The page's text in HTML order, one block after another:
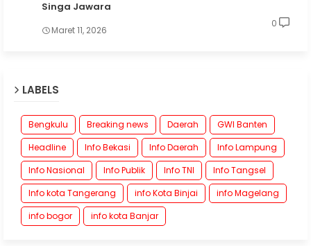
Singa Jawara
Maret 11, 2026
0
LABELS
Bengkulu Breaking news Daerah
GWI Banten
Headline
Info Bekasi Info Daerah
Info Lampung
Info Nasional
Info Publik Info TNI
Info Tangsel
Info kota Tangerang
info Kota Binjai
info Magelang
info bogor
info kota Banjar